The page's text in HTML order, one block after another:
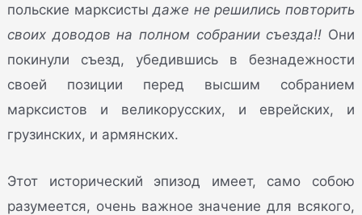
польские марксистыдаже не решились повторить
своих доводов на полном собрании съезда!! Они
покинули съезд, убедившись в безнадежности
своей позиции перед высшим собранием
марксистов и великорусских, и еврейских, и
грузинских, и армянских.
Этот исторический эпизод имеет, само собою
разумеется, очень важное значение для всякого,